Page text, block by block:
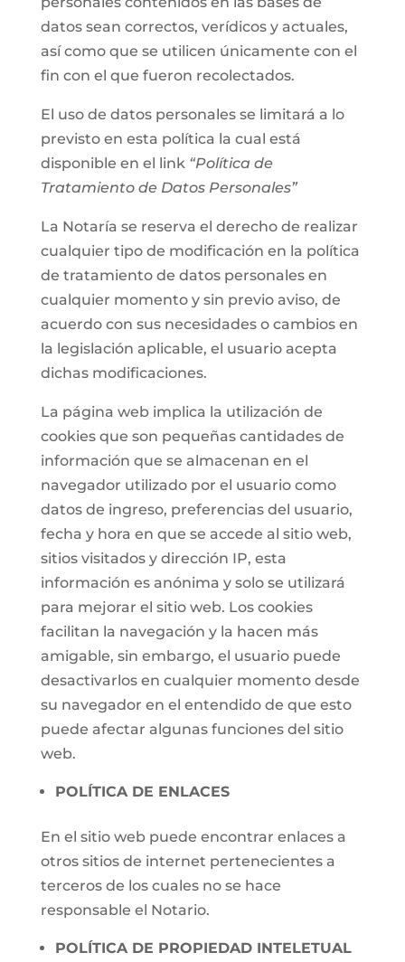
datos sean correctos, verídicos y actuales,
así como que se utilicen únicamente con el
fin con el que fueron recolectados.
El uso de datos personales se limitará a lo
previsto en esta política la cual está
disponible en el link “Política de
Tratamiento de Datos Personales”
La Notaría se reserva el derecho de realizar
cualquier tipo de modificación en la política
de tratamiento de datos personales en
cualquier momento y sin previo aviso, de
acuerdo con sus necesidades o cambios en
la legislación aplicable, el usuario acepta
dichas modificaciones.
La página web implica la utilización de
cookies que son pequeñas cantidades de
información que se almacenan en el
navegador utilizado por el usuario como
datos de ingreso, preferencias del usuario,
fecha y hora en que se accede al sitio web,
sitios visitados y dirección IP, esta
información es anónima y solo se utilizará
para mejorar el sitio web. Los cookies
facilitan la navegación y la hacen más
amigable, sin embargo, el usuario puede
desactivarlos en cualquier momento desde
su navegador en el entendido de que esto
puede afectar algunas funciones del sitio
web.
POLÍTICA DE ENLACES
En el sitio web puede encontrar enlaces a
otros sitios de internet pertenecientes a
terceros de los cuales no se hace
responsable el Notario.
POLÍTICA DE PROPIEDAD INTELETUAL